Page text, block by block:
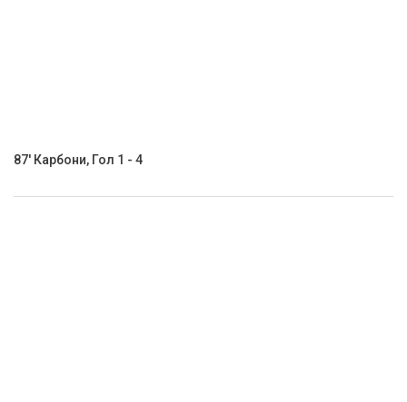
87' Карбони, Гол 1 - 4